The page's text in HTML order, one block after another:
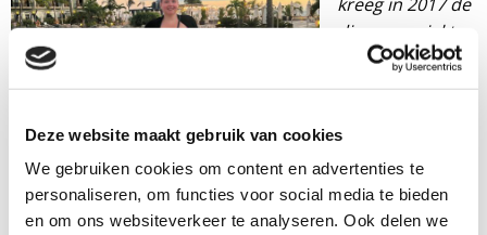
Deze website maakt gebruik van cookies
We gebruiken cookies om content en advertenties te
personaliseren, om functies voor social media te bieden
en om ons websiteverkeer te analyseren. Ook delen we
diagnose ziekte
van Crohn.
Daarnaast heeft
perianale fistels.
In 2018 kreeg ze
vanwege de fistels een colostoma. Valerie probeert het
leven zo positief mogelijk te benaderen, ook al valt haar